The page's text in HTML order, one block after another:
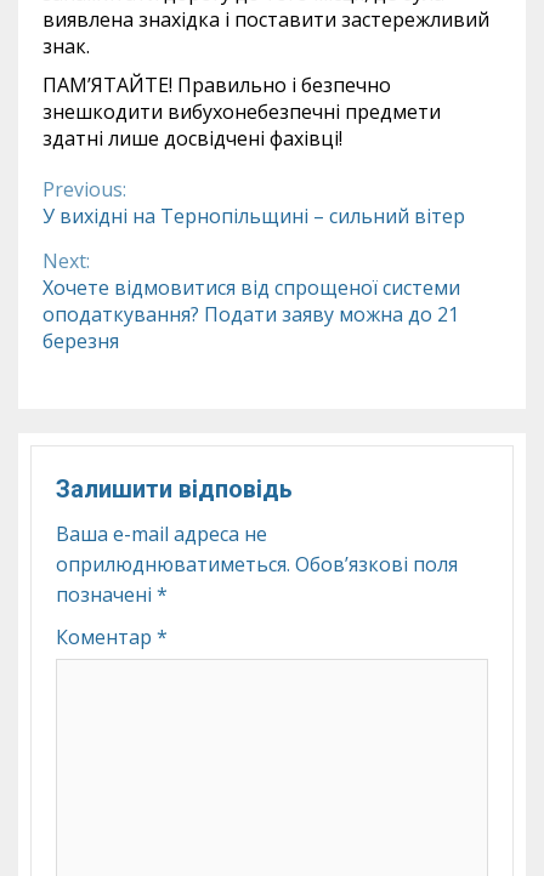
виявлена знахідка і поставити застережливий
знак.
ПАМ’ЯТАЙТЕ! Правильно і безпечно
знешкодити вибухонебезпечні предмети
здатні лише досвідчені фахівці!
Continue
Reading
Previous:
У вихідні на Тернопільщині – сильний вітер
Next:
Хочете відмовитися від спрощеної системи
оподаткування? Подати заяву можна до 21
березня
Залишити відповідь
Ваша e-mail адреса не
оприлюднюватиметься. Обов’язкові поля
позначені *
Коментар *